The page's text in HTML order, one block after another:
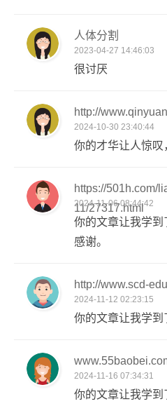
人体分割
2023-04-27 14:46:03
很讨厌
http://
2024-10-30 23:40:44
你的才华让人惊叹
https://501h.com/
11/27317.html
2024-11-06 08:44:42
你的文章让我学
感谢。
http://www.scd-
2024-11-12 02:23:15
你的文章让我学到
2024-11-16 07:34:31
你的文章让我学到